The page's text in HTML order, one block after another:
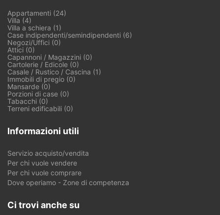
Appartamenti (24)
Villa (4)
Villa a schiera (1)
Case indipendenti/semindipendenti (6)
Negozi/Uffici (0)
Attici (0)
Capannoni / Magazzini (0)
Cartolerie / Edicole (0)
Casale / Rustico / Cascina (1)
Immobili di pregio (0)
Mansarde (0)
Porzioni di case (0)
Tabacchi (0)
Terreni edificabili (0)
Informazioni utili
Servizio acquisto/vendita
Per chi vuole vendere
Per chi vuole comprare
Dove operiamo - Zone di competenza
Ci trovi anche su